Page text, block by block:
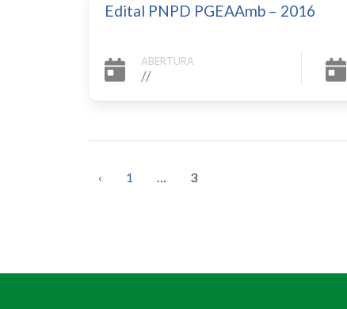
Edital PNPD PGEAAmb – 2016
ABERTURA
//
de‹ 1 … 3